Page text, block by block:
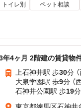
トイレ別 ペット相談
4ヶ月 2階建の賃貸物
上石神井駅 歩30分
大泉学園駅 歩9分 （
石神井公園駅 歩19
東京都練馬区石神井